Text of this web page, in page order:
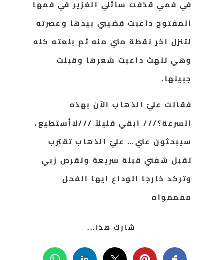
في فمي قذفت سائلي الغزير في فمها
المفتوح داعبت قضيبي بيدها وعصرته
لتنزل اخر نقطة مني منه ثم بلعته كله
وهي تلهث داعبت شعرها وقبلت
جبينها.
فقالت عليّ الذهاب الآن بهذه
السرعة؟/// ابقي قليلاً ///لاأستطيع،
سيبحثون عني… عليّ الذهاب تقترب
تقبل شفتي قبلة سريعة وتقرص زبي
وتركد خارجا الوداع ايها الفحل
ممممواه
شارك هذا...